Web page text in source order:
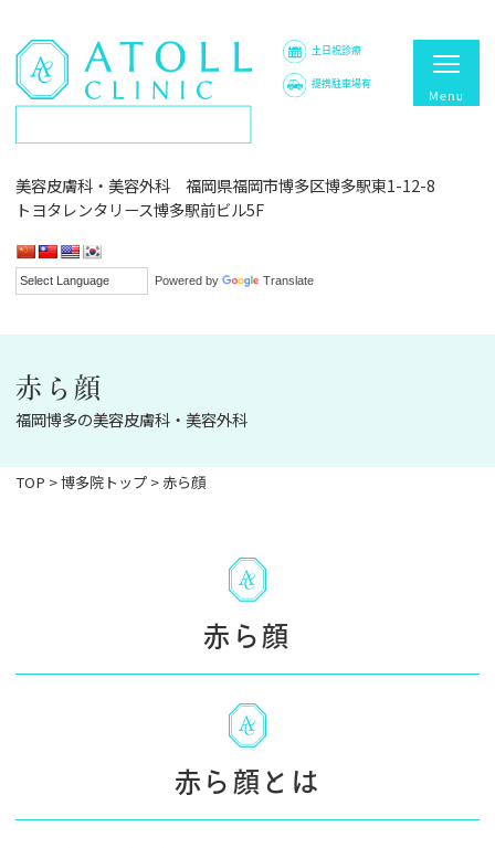
Powered by Translate
土日祝診療
提携駐車場有
美容皮膚科・美容外科 福岡県福岡市博多区博多駅東1-12-8
トヨタレンタリース博多駅前ビル5F
赤ら顔
福岡博多の美容皮膚科・美容外科
TOP >博多院トップ > 赤ら顔
赤ら顔
赤ら顔とは